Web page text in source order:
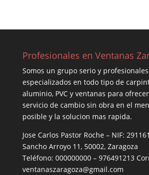
Profesionales en Ventanas
Somos un grupo serio y
especializados en todo tipo de
aluminio, PVC y ventanas para
servicio de cambio sin obra en el
posible y la solucion mas rapida.
Jose Carlos Pastor Roche – NIF:
Sancho Arroyo 11, 50002, Zaragoza
Teléfono: 000000000 – 976491213
ventanaszaragoza@gmail.com